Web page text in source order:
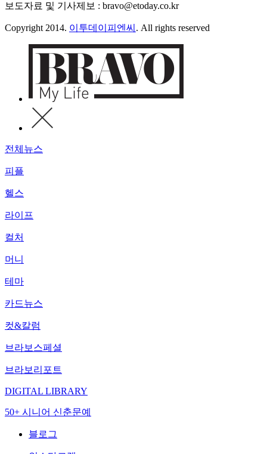
보도자료 및 기사제보 : bravo@etoday.co.kr
Copyright 2014. 이투데이피엔씨 . All rights reserved
전체뉴스
피플
헬스
라이프
컬처
머니
테마
카드뉴스
컷&칼럼
브라보스페셜
브라보리포트
DIGITAL LIBRARY
50+ 시니어 신춘문예
블로그